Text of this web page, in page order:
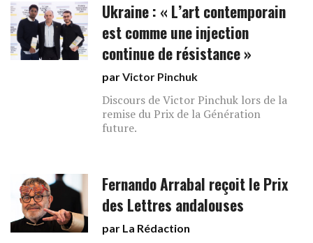
Ukraine : « L’art contemporain
est comme une injection
continue de résistance »
parVictor Pinchuk
Discours de Victor Pinchuk lors de la
remise du Prix de la Génération
future.
Fernando Arrabal reçoit le Prix
des Lettres andalouses
par La Rédaction